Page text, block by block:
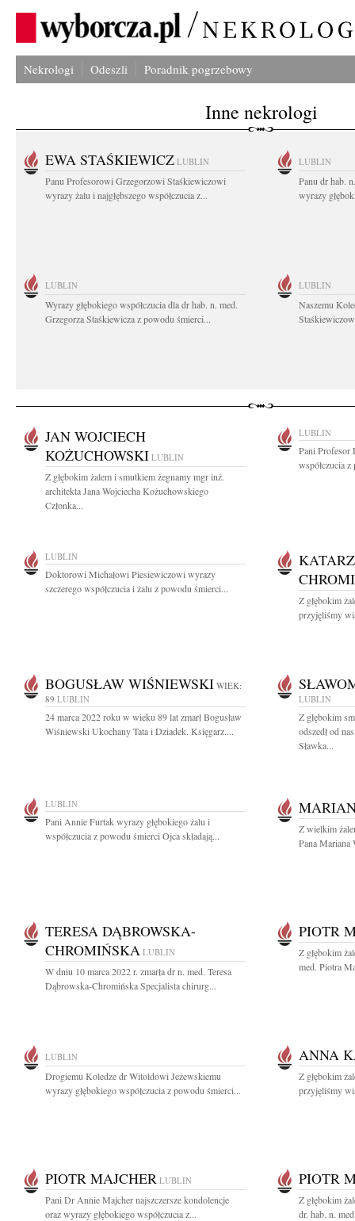
Nekrologi Odeszli Poradnik pogrzebowy
Inne nekrologi
EWA STAŚKIEWICZ LUBLIN
Panu Profesorowi Grzegorzowi Staśkiewiczowi
wyrazy żalu i najgłębszego współczucia z...
LUBLIN
Panu dr hab.
wyrazy
LUBLIN
Wyrazy głębokiego współczucia dla dr hab. n. med.
Grzegorza Staśkiewicza z powodu śmierci...
LUBLIN
Naszemu
JAN WOJCIECH
KOŻUCHOWSKI LUBLIN
Z głębokim żalem i smutkiem żegnamy mgr inż.
architekta Jana Wojciecha Kożuchowskiego
Członka...
LUBLIN
Pani Profesor
współczucia
LUBLIN
Doktorowi Michałowi Piesiewiczowi wyrazy
szczerego współczucia i żalu z powodu śmierci...
Z głębokim
przyjęliśmy
BOGUSŁAW WIŚNIEWSKI WIEK:
89 LUBLIN
24 marca 2022 roku w wieku 89 lat zmarł Bogusław
Wiśniewski Ukochany Tata i Dziadek. Księgarz....
LUBLIN
Z głębokim
odszedł od
Sławka...
LUBLIN
Pani Annie Furtak wyrazy głębokiego żalu i
współczucia z powodu śmierci Ojca składają...
Z wielkim
Pana Mariana
TERESA DĄBROWSKA-
CHROMIŃSKA LUBLIN
W dniu 10 marca 2022 r. zmarła dr n. med. Teresa
Dąbrowska-Chromińska Specjalista chirurg...
PIOTR
Z głębokim
med. Piotra
LUBLIN
Drogiemu Koledze dr Witoldowi Jeżewskiemu
wyrazy głębokiego współczucia z powodu śmierci...
ANNA
Z głębokim
przyjęliśmy
PIOTR MAJCHER LUBLIN
Pani Dr Annie Majcher najszczersze kondolencje
oraz wyrazy głębokiego współczucia z...
PIOTR
Z głębokim
dr. hab. n.